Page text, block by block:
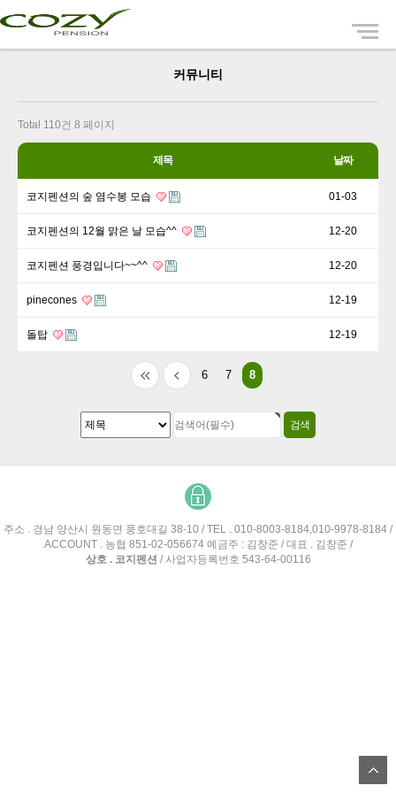
커뮤니티
Total 110건 8 페이지
제목 날짜
코지펜션의 숲 염수봉 모습 01-03
코지펜션의 12월 맑은 날 모습^^ 12-20
코지펜션 풍경입니다~~^^ 12-20
pinecones 12-19
돌탑 12-19
6 7 8
주소 . 경남 양산시 원동면 풍호대길 38-10 / TEL . 010-8003-8184,010-9978-8184 /
ACCOUNT . 농협 851-02-056674 예금주 : 김창준 / 대표 . 김창준 /
상호 . 코지펜션 / 사업자등록번호 543-64-00116